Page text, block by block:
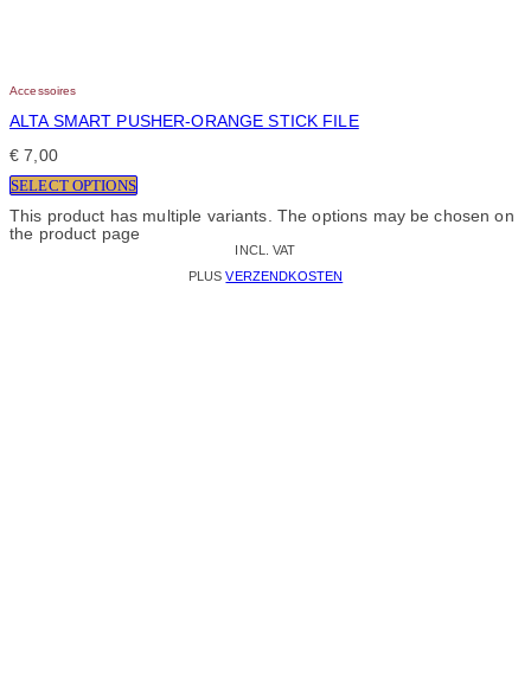
Accessoires
ALTA SMART PUSHER-ORANGE STICK FILE
€ 7,00
SELECT OPTIONS
This product has multiple variants. The options may be chosen on
the product page
INCL. VAT
PLUSVERZENDKOSTEN